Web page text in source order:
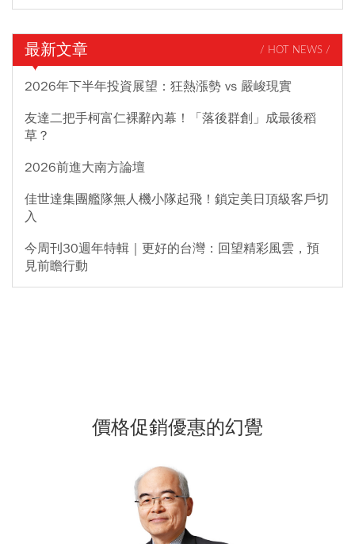
最新文章 / HOT NEWS /
2026年下半年投資展望：狂熱漲勢 vs 嚴峻現實
友達二把手柯富仁裸辭內幕！「落後群創」成最後稻
草？
2026前進大南方論壇
佳世達集團艦隊無人機小隊起飛！鎖定美日頂級客戶切
入
今周刊30週年特輯｜更好的台灣：回望精彩風雲，預
見前瞻行動
價格促銷優惠的幻覺